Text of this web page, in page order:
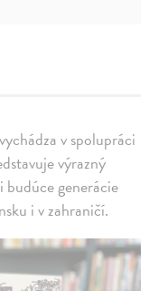
v spolupráci
výrazný
budúce generácie
i v zahraničí.